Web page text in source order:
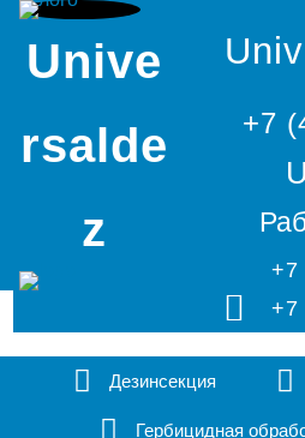
Unive
rsalde
z
+7
+7
+7
Дезинсекция
Гербицидная